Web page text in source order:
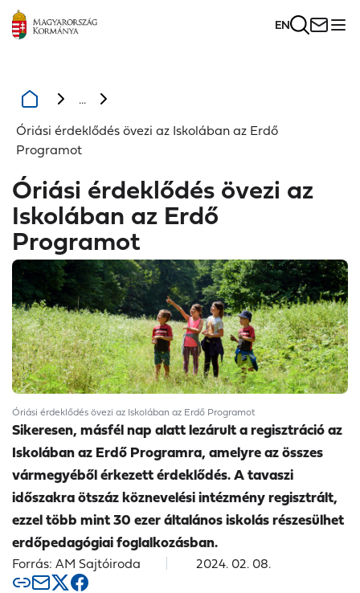
EN
...
Óriási érdeklődés övezi az Iskolában az Erdő
Programot
Óriási érdeklődés övezi az
Iskolában az Erdő
Programot
Óriási érdeklődés övezi az Iskolában az Erdő Programot
Sikeresen, másfél nap alatt lezárult a regisztráció az
Iskolában az Erdő Programra, amelyre az összes
vármegyéből érkezett érdeklődés. A tavaszi
időszakra ötszáz köznevelési intézmény regisztrált,
ezzel több mint 30 ezer általános iskolás részesülhet
erdőpedagógiai foglalkozásban.
Forrás: AM Sajtóiroda 2024. 02. 08.